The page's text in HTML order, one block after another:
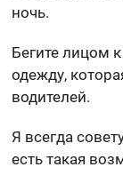
ночь.
Бегите лицом
одежду,
водителей.
Я всегда
есть такая